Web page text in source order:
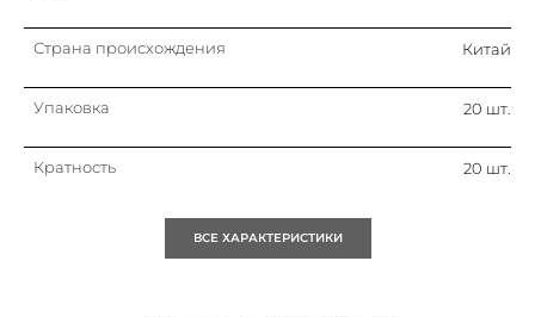
Страна происхождения Китай
Упаковка 20 шт.
Кратность 20 шт.
ВСЕ ХАРАКТЕРИСТИКИ